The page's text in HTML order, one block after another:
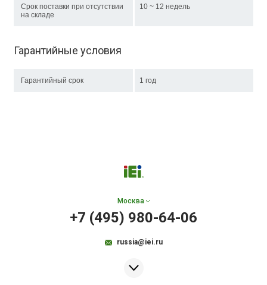
Срок поставки при отсутствии
на складе
10 ~ 12 недель
Гарантийные условия
Гарантийный срок 1 год
Москва
+7 (495) 980-64-06
russia@iei.ru